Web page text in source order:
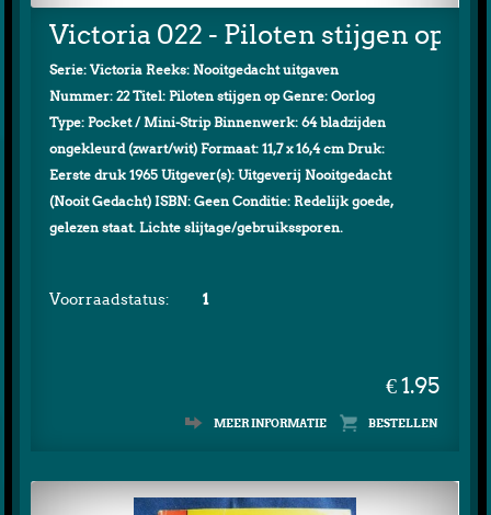
Victoria 022 - Piloten stijgen op
€ 1.95
Serie: Victoria Reeks: Nooitgedacht uitgaven
Nummer: 22 Titel: Piloten stijgen op Genre: Oorlog
Type: Pocket / Mini-Strip Binnenwerk: 64 bladzijden
ongekleurd (zwart/wit) Formaat: 11,7 x 16,4 cm Druk:
Eerste druk 1965 Uitgever(s): Uitgeverij Nooitgedacht
(Nooit Gedacht) ISBN: Geen Conditie: Redelijk goede,
gelezen staat. Lichte slijtage/gebruikssporen.
Voorraadstatus: 1
MEER INFORMATIE